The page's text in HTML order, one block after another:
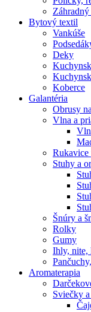
Bytový textil
Vankúše
Deky
Koberce
Galantéria
Obrusy
Vlna a
Rukavice
Stuhy a
Šnúry a
Rolky
Gumy
Ihly, nite,
Aromaterapia
Sviečky